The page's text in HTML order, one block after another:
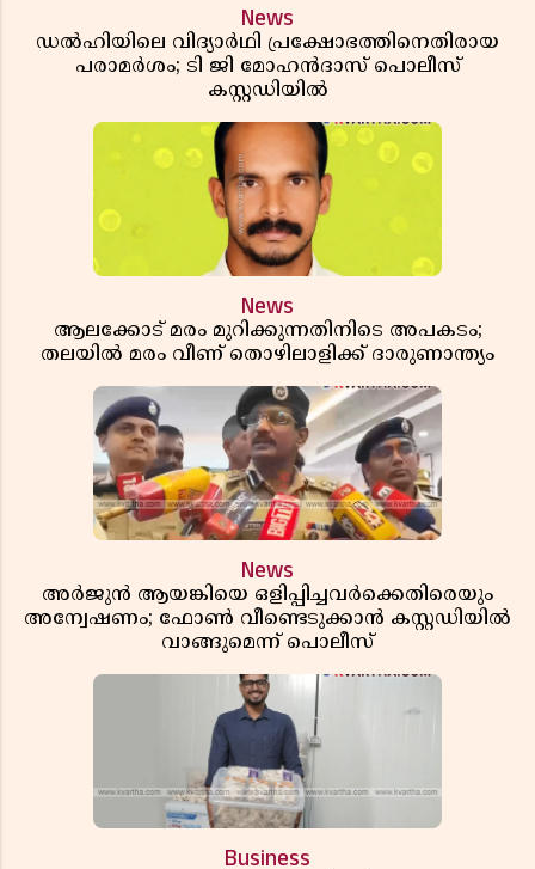
News
ഡൽഹിയിലെ വിദ്യാർഥി പ്രക്ഷോഭത്തിനെതിരായ
പരാമർശം; ടി ജി മോഹൻദാസ് പൊലീസ്
കസ്റ്റഡിയിൽ
News
ആലക്കോട് മരം മുറിക്കുന്നതിനിടെ അപകടം;
തലയിൽ മരം വീണ് തൊഴിലാളിക്ക് ദാരുണാന്ത്യം
News
അർജുൻ ആയങ്കിയെ ഒളിപ്പിച്ചവർക്കെതിരെയും
അന്വേഷണം; ഫോൺ വീണ്ടെടുക്കാൻ കസ്റ്റഡിയിൽ
വാങ്ങുമെന്ന് പൊലീസ്
Business